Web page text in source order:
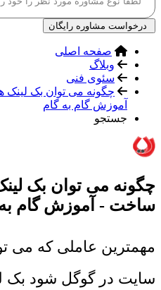
درخواست مشاوره رایگان
صفحه اصلی
وبلاگ
سئوی فنی
آموزش گام به گام
جستجو
ساخت - آموزش گام
مهمترین عاملی که می